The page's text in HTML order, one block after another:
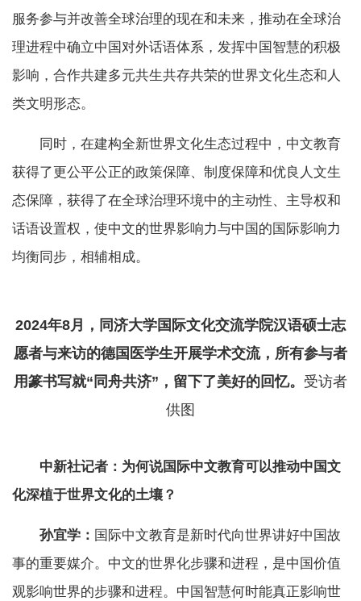
服务参与并改善全球治理的现在和未来，推动在全球治
理进程中确立中国对外话语体系，发挥中国智慧的积极
影响，合作共建多元共生共存共荣的世界文化生态和人
类文明形态。
同时，在建构全新世界文化生态过程中，中文教育
获得了更公平公正的政策保障、制度保障和优良人文生
态保障，获得了在全球治理环境中的主动性、主导权和
话语设置权，使中文的世界影响力与中国的国际影响力
均衡同步，相辅相成。
2024年8月，同济大学国际文化交流学院汉语硕士志
愿者与来访的德国医学生开展学术交流，所有参与者
用篆书写就“同舟共济”，留下了美好的回忆。 受访者
供图
中新社记者：为何说国际中文教育可以推动中国文
化深植于世界文化的土壤？
孙宜学： 国际中文教育是新时代向世界讲好中国故
事的重要媒介。中文的世界化步骤和进程，是中国价值
观影响世界的步骤和进程。中国智慧何时能真正影响世